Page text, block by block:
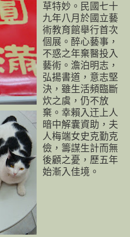
草特妙。民國七十
九年八月於國立藝
術教育館舉行首次
個展。醉心藝事，
不惑之年棄醫投入
藝術。澹泊明志，
弘揚書道，意志堅
決，雖生活頻臨斷
炊之虞，仍不放
棄。幸賴入迀上人
暗中解囊資助，夫
人梅端女史克勤克
儉，籌謀生計而無
後顧之憂，歷五年
始漸入佳境。